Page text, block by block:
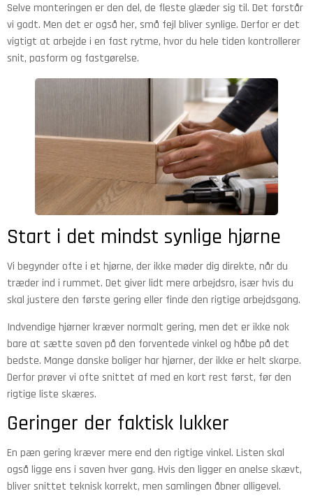
Selve monteringen er den del, de fleste glæder sig til. Det forstår
vi godt. Men det er også her, små fejl bliver synlige. Derfor er det
vigtigt at arbejde i en fast rytme, hvor du hele tiden kontrollerer
snit, pasform og fastgørelse.
Start i det mindst synlige hjørne
Vi begynder ofte i et hjørne, der ikke møder dig direkte, når du
træder ind i rummet. Det giver lidt mere arbejdsro, især hvis du
skal justere den første gering eller finde den rigtige arbejdsgang.
Indvendige hjørner kræver normalt gering, men det er ikke nok
bare at sætte saven på den forventede vinkel og håbe på det
bedste. Mange danske boliger har hjørner, der ikke er helt skarpe.
Derfor prøver vi ofte snittet af med en kort rest først, før den
rigtige liste skæres.
Geringer der faktisk lukker
En pæn gering kræver mere end den rigtige vinkel. Listen skal
også ligge ens i saven hver gang. Hvis den ligger en anelse skævt,
bliver snittet teknisk korrekt, men samlingen åbner alligevel.